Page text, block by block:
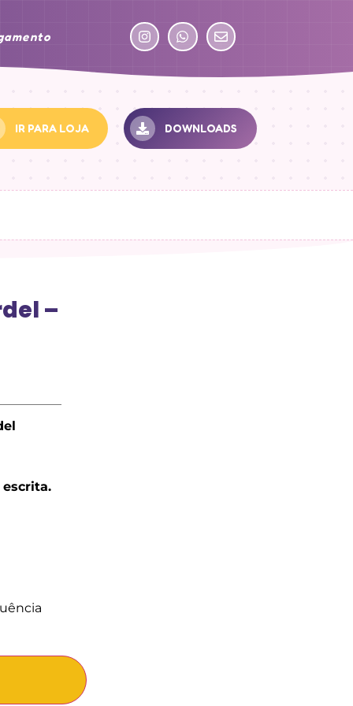
IR PARA LOJA DOWNLOADS
–
escrita.